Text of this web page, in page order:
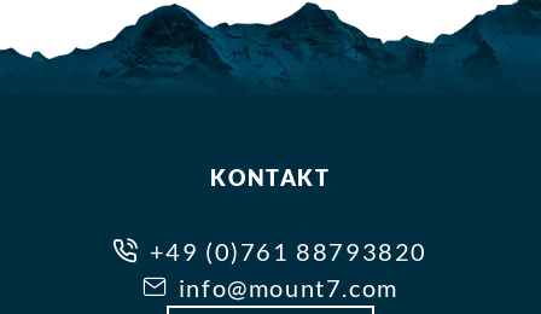
KONTAKT
+49 (0)761 88793820
info@mount7.com